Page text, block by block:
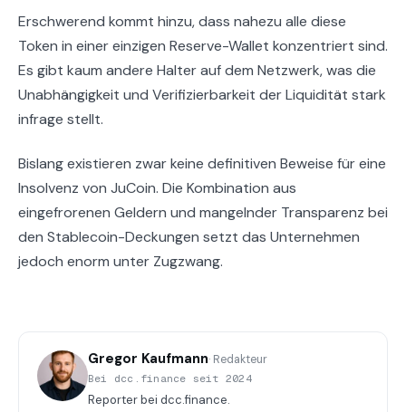
Erschwerend kommt hinzu, dass nahezu alle diese
Token in einer einzigen Reserve-Wallet konzentriert sind.
Es gibt kaum andere Halter auf dem Netzwerk, was die
Unabhängigkeit und Verifizierbarkeit der Liquidität stark
infrage stellt.
Bislang existieren zwar keine definitiven Beweise für eine
Insolvenz von JuCoin. Die Kombination aus
eingefrorenen Geldern und mangelnder Transparenz bei
den Stablecoin-Deckungen setzt das Unternehmen
jedoch enorm unter Zugzwang.
Gregor Kaufmann· Redakteur
Bei dcc.finance seit 2024
Reporter bei dcc.finance.